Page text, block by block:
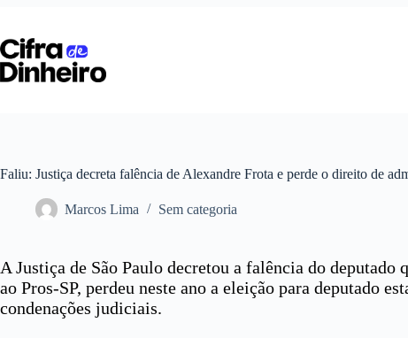
o
conteúdo
Faliu: Justiça decreta falência de Alexandre Frota e perde o direito de
Marcos Lima Sem categoria
A Justiça de São Paulo decretou a falência do
ao Pros-SP, perdeu neste ano a eleição para deputado
condenações judiciais.